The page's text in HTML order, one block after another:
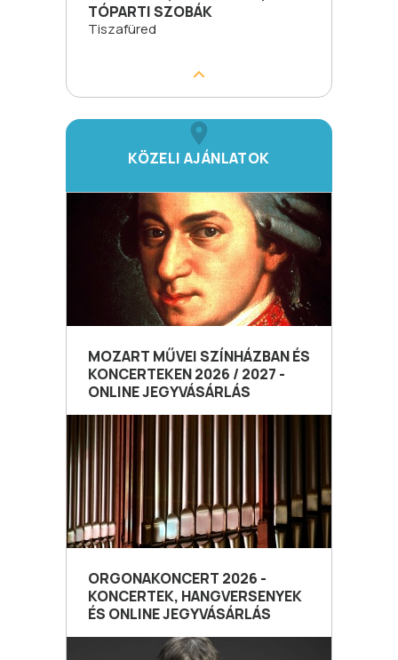
TÓPARTI SZOBÁK
Tiszafüred
KÖZELI AJÁNLATOK
MOZART MŰVEI SZÍNHÁZBAN ÉS
KONCERTEKEN 2026 / 2027 -
ONLINE JEGYVÁSÁRLÁS
ORGONAKONCERT 2026 -
KONCERTEK, HANGVERSENYEK
ÉS ONLINE JEGYVÁSÁRLÁS